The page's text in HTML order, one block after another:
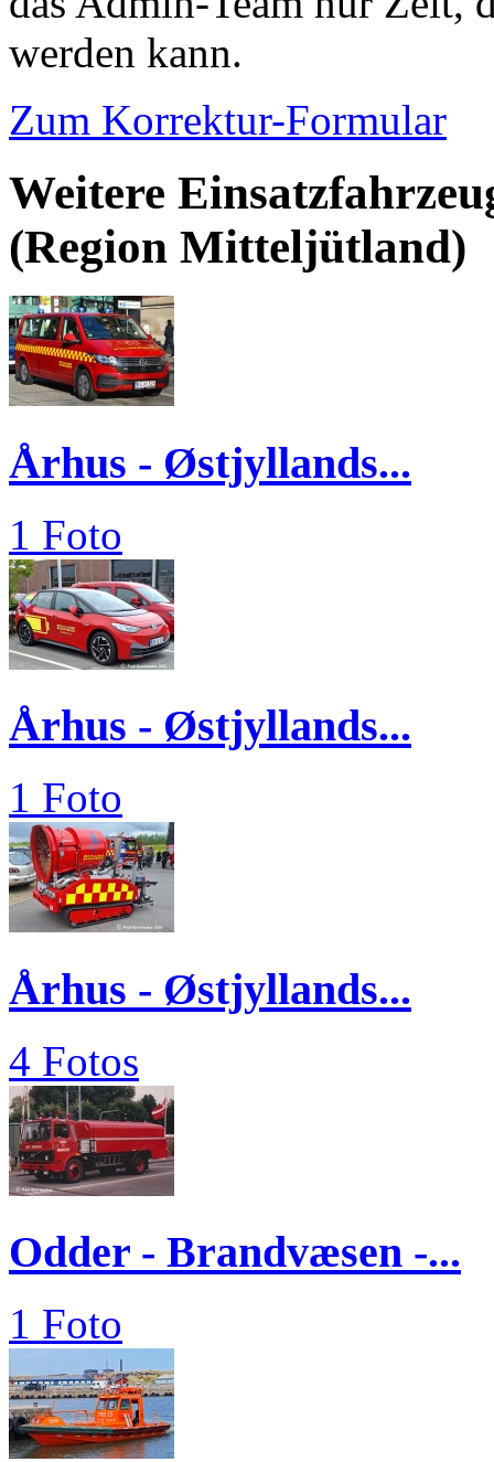
werden kann.
Zum Korrektur-Formular
Weitere
(Region Mitteljütland)
Århus - Østjyllands...
1 Foto
Århus - Østjyllands...
1 Foto
Århus - Østjyllands...
4 Fotos
Odder - Brandvæsen -...
1 Foto